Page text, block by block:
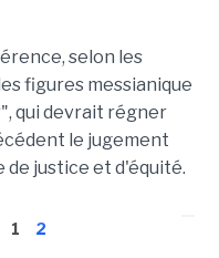
selon les
figures messianique
qui devrait régner
le jugement
de justice et d'équité.
1 2